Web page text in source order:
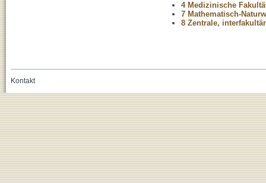
4 Medizinische
7 Mathematisch-
8 Zentrale,
Kontakt